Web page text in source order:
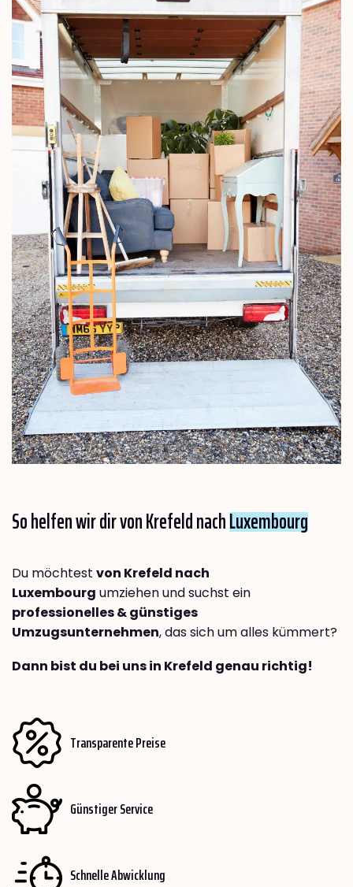
So helfen wir dir von Krefeld nachLuxembourg
Du möchtest von Krefeld nach
Luxembourg umziehen und suchst ein
professionelles & günstiges
Umzugsunternehmen, das sich um alles kümmert?
Dann bist du bei uns in Krefeld genau richtig!
Transparente Preise
Günstiger Service
Schnelle Abwicklung